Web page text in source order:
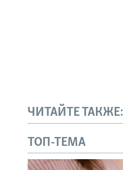
ЧИТАЙТЕ ТАКЖЕ:
ТОП-ТЕМА